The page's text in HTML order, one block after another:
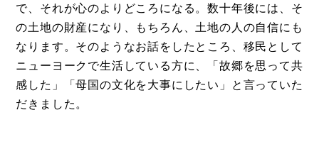
で、それが心のよりどころになる。数十年後には、そ
の土地の財産になり、もちろん、土地の人の自信にも
なります。そのようなお話をしたところ、移民として
ニューヨークで生活している方に、「故郷を思って共
感した」「母国の文化を大事にしたい」と言っていた
だきました。